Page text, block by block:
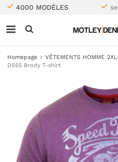
4000 MODÈLES
Homepage VÊTEMENTS HOMME
D555 Brody T-shirt